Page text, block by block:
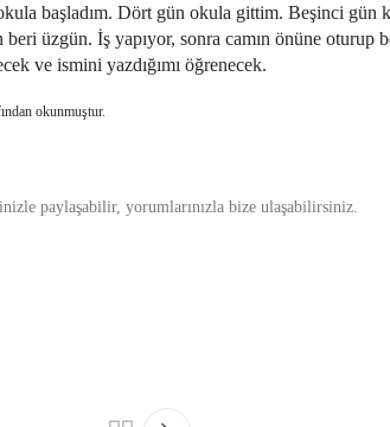
başladım. Dört gün okula gittim. Beşinci gün
üzgün. İş yapıyor, sonra camın önüne oturup
ve ismini yazdığımı öğrenecek.
okunmuştur.
paylaşabilir, yorumlarınızla bize ulaşabilirsiniz.